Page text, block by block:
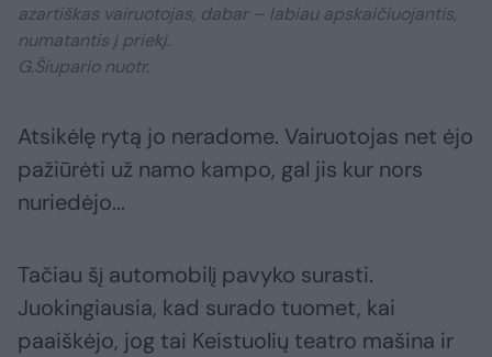
azartiškas vairuotojas, dabar – labiau apskaičiuojantis,
numatantis į priekį.
G.Šiupario nuotr.
Atsikėlę rytą jo neradome. Vairuotojas net ėjo
pažiūrėti už namo kampo, gal jis kur nors
nuriedėjo...
Tačiau šį automobilį pavyko surasti.
Juokingiausia, kad surado tuomet, kai
paaiškėjo, jog tai Keistuolių teatro mašina ir